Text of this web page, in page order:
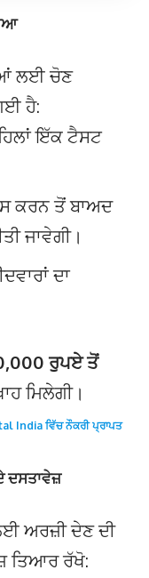
ਲਈ ਚੋਣ
ਹੈ:
ਇੱਕ ਟੈਸਟ
ਕਰਨ ਤੋਂ ਬਾਅਦ
ਜਾਵੇਗੀ।
ਦਾ
ਰੁਪਏ ਤੋਂ
ਮਿਲੇਗੀ।
India ਵਿੱਚ ਨੌਕਰੀ ਪ੍ਰਾਪਤ
ਦਸਤਾਵੇਜ਼
ਅਰਜ਼ੀ ਦੇਣ ਦੀ
ਤਿਆਰ ਰੱਖੋ: